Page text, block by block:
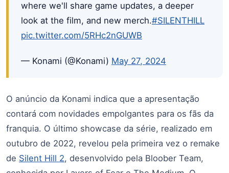
where we'll share game updates, a deeper
look at the film, and new merch.#SILENTHILL
pic.twitter.com/5RHc2nGUWB
— Konami (@Konami) May 27, 2024
O anúncio da Konami indica que a apresentação
contará com novidades empolgantes para os fãs da
franquia. O último showcase da série, realizado em
outubro de 2022, revelou pela primeira vez o remake
de Silent Hill 2, desenvolvido pela Bloober Team,